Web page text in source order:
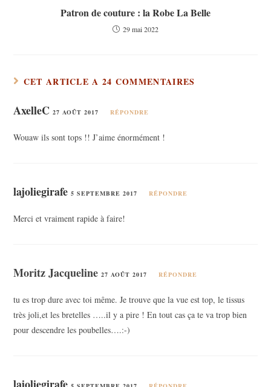
Patron de couture : la Robe La Belle
29 mai 2022
CET ARTICLE A 24 COMMENTAIRES
AxelleC 27 AOÛT 2017 RÉPONDRE
Wouaw ils sont tops !! J’aime énormément !
lajoliegirafe 5 SEPTEMBRE 2017 RÉPONDRE
Merci et vraiment rapide à faire!
Moritz Jacqueline27 AOÛT 2017 RÉPONDRE
tu es trop dure avec toi même. Je trouve que la vue est top, le tissus
très joli,et les bretelles …..il y a pire ! En tout cas ça te va trop bien
pour descendre les poubelles….:-)